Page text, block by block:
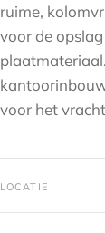
ruime,
voor de
voor het
LOCATIE